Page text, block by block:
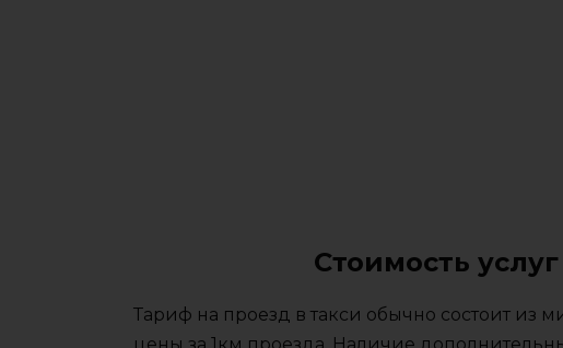
Стоимость
Тариф на проезд в такси обычно состоит из